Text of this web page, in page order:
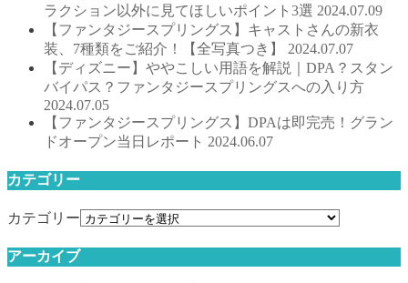
ラクション以外に見てほしいポイント3選 2024.07.09
【ファンタジースプリングス】キャストさんの新衣
装、7種類をご紹介！【全写真つき】 2024.07.07
【ディズニー】ややこしい用語を解説｜DPA？スタン
バイパス？ファンタジースプリングスへの入り方
2024.07.05
【ファンタジースプリングス】DPAは即完売！グラン
ドオープン当日レポート 2024.06.07
カテゴリー
カテゴリー
アーカイブ